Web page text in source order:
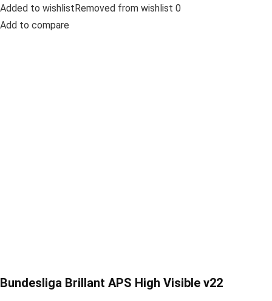
Added to wishlistRemoved from wishlist 0
Add to compare
Bundesliga Brillant APS High Visible v22